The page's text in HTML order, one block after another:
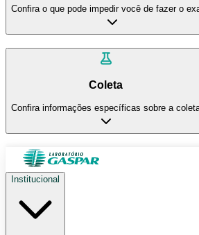
Confira o que pode impedir você de fazer o
Coleta
Confira informações específicas sobre a
Institucional